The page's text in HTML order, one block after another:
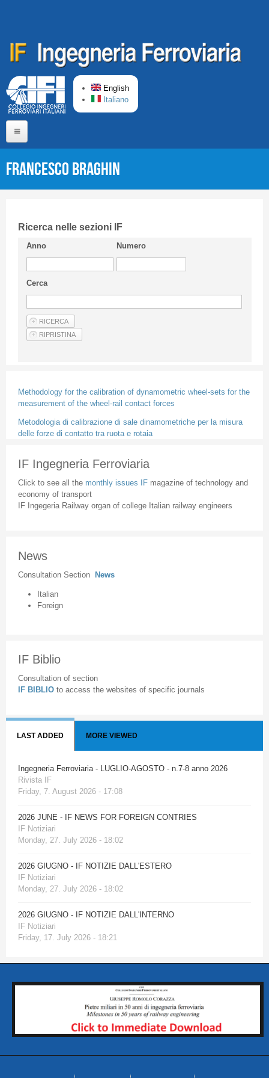
English
Italiano
Short presentation CIFI
Guideline
Privacy & Policy
Articles
Francesco BRAGHIN
Ricerca nelle sezioni IF
Anno Numero
Cerca
Methodology for the calibration of dynamometric wheel-sets for the
measurement of the wheel-rail contact forces
Metodologia di calibrazione di sale dinamometriche per la misura
delle forze di contatto tra ruota e rotaia
IF Ingegneria Ferroviaria
Click to see all the monthly issues IF magazine of technology and
economy of transport
IF Ingegeria Railway organ of college Italian railway engineers
News
Consultation Section News
Italian
Foreign
IF Biblio
Consultation of section
IF BIBLIO to access the websites of specific journals
LAST ADDED MORE VIEWED
Ingegneria Ferroviaria - LUGLIO-AGOSTO - n.7-8 anno 2026
Rivista IF
Friday, 7. August 2026 - 17:08
2026 JUNE - IF NEWS FOR FOREIGN CONTRIES
IF Notiziari
Monday, 27. July 2026 - 18:02
2026 GIUGNO - IF NOTIZIE DALL'ESTERO
IF Notiziari
Monday, 27. July 2026 - 18:02
2026 GIUGNO - IF NOTIZIE DALL'INTERNO
IF Notiziari
Friday, 17. July 2026 - 18:21